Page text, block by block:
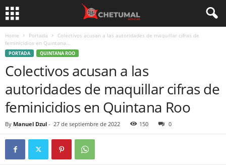
Home Portada
Colectivos acusan a las autoridades de maquillar cifras de
feminicidios en Quintana...
PORTADA QUINTANA ROO
Colectivos acusan a las
autoridades de maquillar cifras de
feminicidios en Quintana Roo
By Manuel Dzul - 27 de septiembre de 2022 150 0